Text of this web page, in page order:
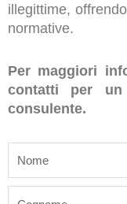
illegittime,
normative.
Per maggiori
contatti per un
consulente.